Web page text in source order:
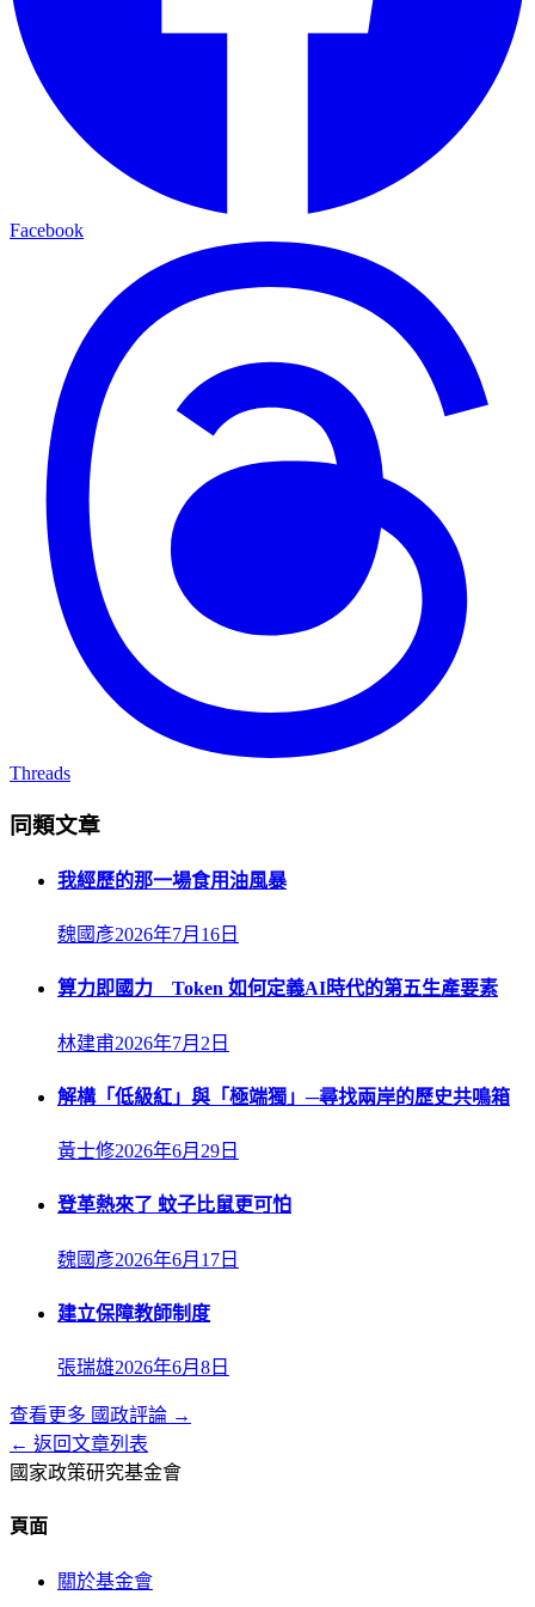
Facebook
Threads
同類文章
我經歷的那一場食用油風暴
魏國彥2026年7月16日
算力即國力 Token 如何定義AI時代的第五生產要素
林建甫2026年7月2日
解構「低級紅」與「極端獨」─尋找兩岸的歷史共鳴箱
黃士修2026年6月29日
登革熱來了 蚊子比鼠更可怕
魏國彥2026年6月17日
建立保障教師制度
張瑞雄2026年6月8日
查看更多 國政評論 →
← 返回文章列表
國家政策研究基金會
頁面
關於基金會